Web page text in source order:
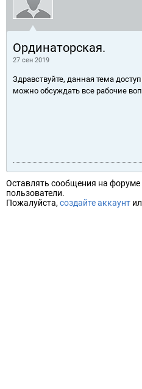
Ординаторская.
27 сен 2019
Здравствуйте, данная тема
можно обсуждать все рабочие
Оставлять сообщения на
пользователи.
Пожалуйста, создайте аккаунт